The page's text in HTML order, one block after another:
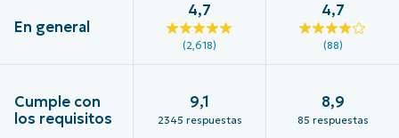
En general
4,7
(2,618)
4,7
(88)
Cumple con
los requisitos
9,1
2345 respuestas
8,9
85 respuestas